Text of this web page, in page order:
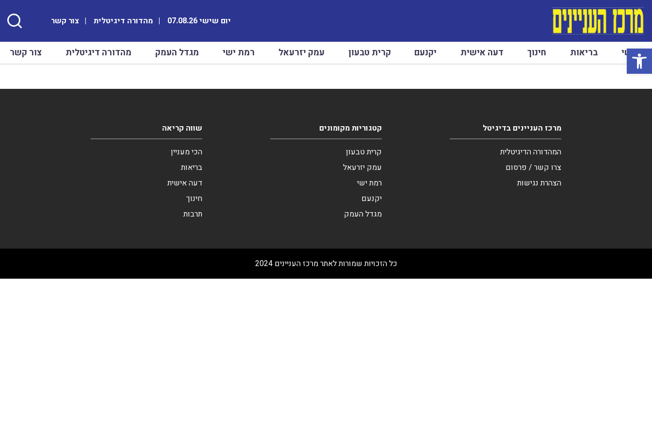
פתח סרגל נגישות
יום שישי 07.08.26 מהדורה דיגיטלית צור קשר
ראשי בריאות חינוך דעה אישית יקנעם קרית טבעון עמק יזרעאל רמת ישי מגדל העמק מהדורה דיגיטלית צור קשר
מרכז העניינים בדיגיטל
המהדורה הדיגיטלית
צרו קשר / פרסום
הצהרת נגישות
קטגוריות מקומונים
קרית טבעון
עמק יזרעאל
רמת ישי
יקנעם
מגדל העמק
שווה קריאה
הכי מעניין
בריאות
דעה אישית
חינוך
תרבות
כל הזכויות שמורות לאתר מרכז העניינים 2024